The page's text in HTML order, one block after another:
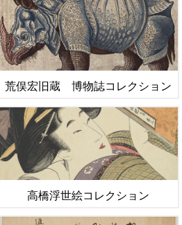
荒俣宏旧蔵 博物誌コレクション
高橋浮世絵コレクション